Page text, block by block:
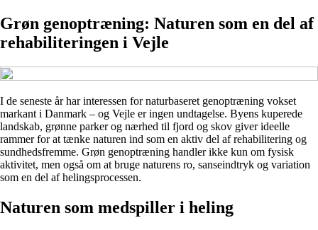
Grøn genoptræning: Naturen som en del af
rehabiliteringen i Vejle
I de seneste år har interessen for naturbaseret genoptræning vokset
markant i Danmark – og Vejle er ingen undtagelse. Byens kuperede
landskab, grønne parker og nærhed til fjord og skov giver ideelle
rammer for at tænke naturen ind som en aktiv del af rehabilitering og
sundhedsfremme. Grøn genoptræning handler ikke kun om fysisk
aktivitet, men også om at bruge naturens ro, sanseindtryk og variation
som en del af helingsprocessen.
Naturen som medspiller i heling